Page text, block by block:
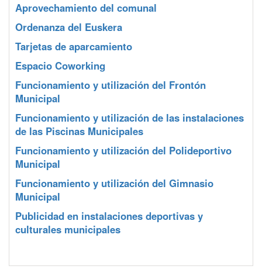
Aprovechamiento del comunal
Ordenanza del Euskera
Tarjetas de aparcamiento
Espacio Coworking
Funcionamiento y utilización del Frontón
Municipal
Funcionamiento y utilización de las instalaciones
de las Piscinas Municipales
Funcionamiento y utilización del Polideportivo
Municipal
Funcionamiento y utilización del Gimnasio
Municipal
Publicidad en instalaciones deportivas y
culturales municipales